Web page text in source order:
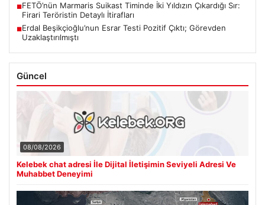
■FETÖ’nün Marmaris Suikast Timinde İki Yıldızın Çıkardığı Sır:
Firari Teröristin Detaylı İtirafları
■Erdal Beşikçioğlu’nun Esrar Testi Pozitif Çıktı; Görevden
Uzaklaştırılmıştı
Güncel
08/08/2026
Kelebek chat adresi İle Dijital İletişimin Seviyeli Adresi Ve
Muhabbet Deneyimi